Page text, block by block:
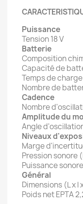
Puissance
Tension 18 V
Batterie
Composition
Capacité de
Temps de
Nombre de
Cadence
Nombre
Amplitude du
Angle
Niveaux
Marge
Pression sonore
Puissance
Général
Dimensions (L x l
Poids net EPTA